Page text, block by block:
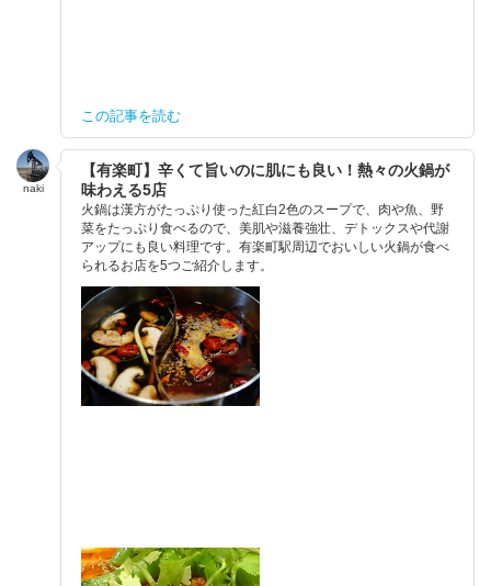
この記事を読む
naki
【有楽町】辛くて旨いのに肌にも良い！熱々の火鍋が
味わえる5店
火鍋は漢方がたっぷり使った紅白2色のスープで、肉や魚、野
菜をたっぷり食べるので、美肌や滋養強壮、デトックスや代謝
アップにも良い料理です。有楽町駅周辺でおいしい火鍋が食べ
られるお店を5つご紹介します。